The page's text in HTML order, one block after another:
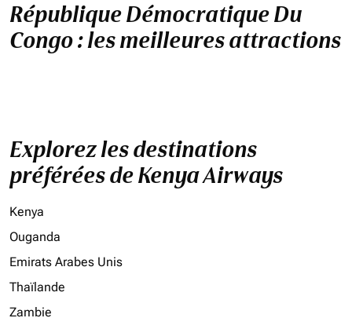
République Démocratique Du
Congo : les meilleures attractions
Explorez les destinations
préférées de Kenya Airways
Kenya
Ouganda
Emirats Arabes Unis
Thaïlande
Zambie